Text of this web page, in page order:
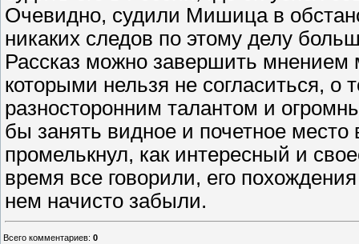
Очевидно, судили Мишица в
никаких следов по этому делу
Рассказ можно завершить мнением
которыми нельзя не согласиться,
разносторонним талантом и
бы занять видное и почетное
промелькнул, как интересный и
время все говорили, его
нем начисто забыли.
Всего комментариев: 0